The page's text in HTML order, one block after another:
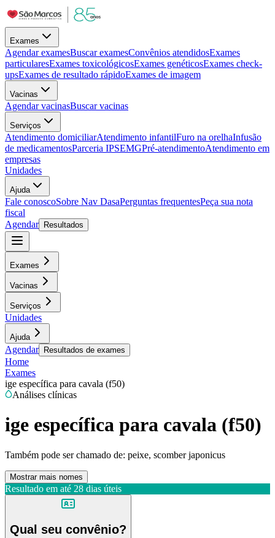
Exames
Agendar examesBuscar examesConvênios atendidosExames
particularesExames toxicológicosExames genéticosExames check-
upsExames de resultado rápidoExames de imagem
Vacinas
Agendar vacinasBuscar vacinas
Serviços
Atendimento domiciliarAtendimento infantilFuro na orelhaInfusão
de medicamentosParceria IPSEMGPré-atendimentoAtendimento em
empresas
Unidades
Ajuda
Fale conoscoSobre Nav DasaPerguntas frequentesPeça sua nota
fiscal
Agendar
Resultados
Exames
Vacinas
Serviços
Unidades
Ajuda
Agendar Resultados de exames
Home
Exames
ige específica para cavala (f50)
Análises clínicas
ige específica para cavala (f50)
Também pode ser chamado de: peixe, scomber japonicus
Mostrar mais nomes
Resultado em até 28 dias úteis
Qual seu convênio?